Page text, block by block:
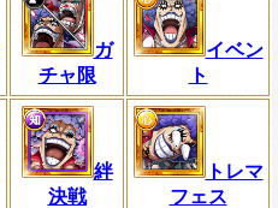
ガ
チャ限
イベン
ト
絆
決戦
トレマ
フェス